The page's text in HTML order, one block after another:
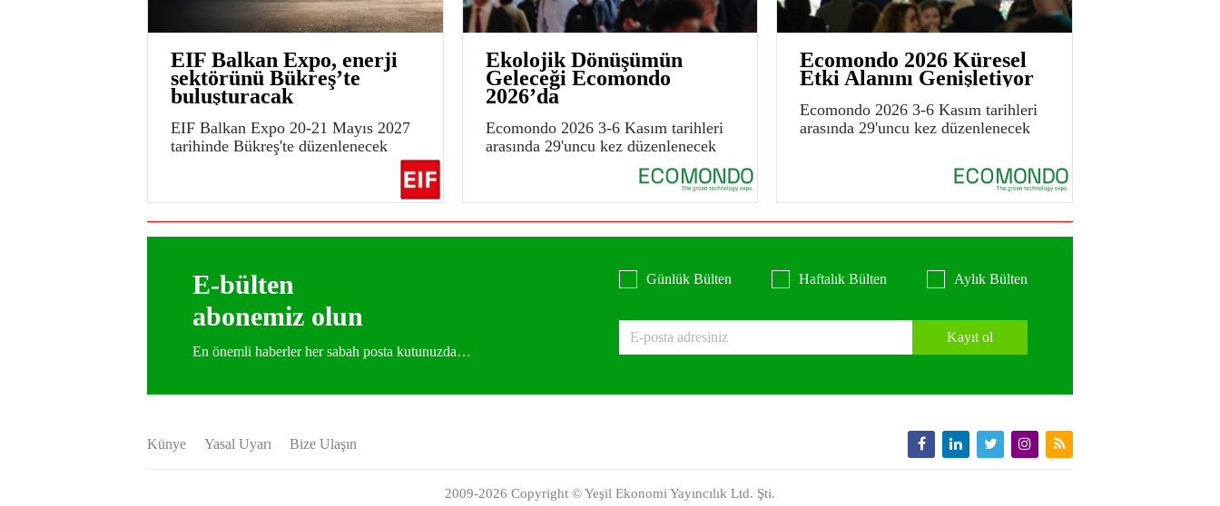
EIF Balkan Expo, enerji
sektörünü Bükreş’te
buluşturacak
EIF Balkan Expo 20-21 Mayıs 2027
tarihinde Bükreş'te düzenlenecek
Ekolojik Dönüşümün
Geleceği Ecomondo
2026’da
Ecomondo 2026 3-6 Kasım tarihleri
arasında 29'uncu kez düzenlenecek
Ecomondo 2026 Küresel
Etki Alanını Genişletiyor
Ecomondo 2026 3-6 Kasım tarihleri
arasında 29'uncu kez düzenlenecek
E-bülten
abonemiz olun
En önemli haberler her sabah posta kutunuzda…
Günlük Bülten Haftalık Bülten Aylık Bülten
Kayıt ol
Künye Yasal Uyarı Bize Ulaşın
2009-2026 Copyright © Yeşil Ekonomi Yayıncılık Ltd. Şti.